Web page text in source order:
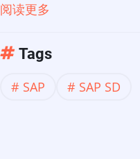
阅读更多
【SAP
售】
Tags
SAP SAP SD